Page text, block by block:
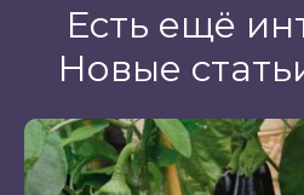
Есть ещё
Новые